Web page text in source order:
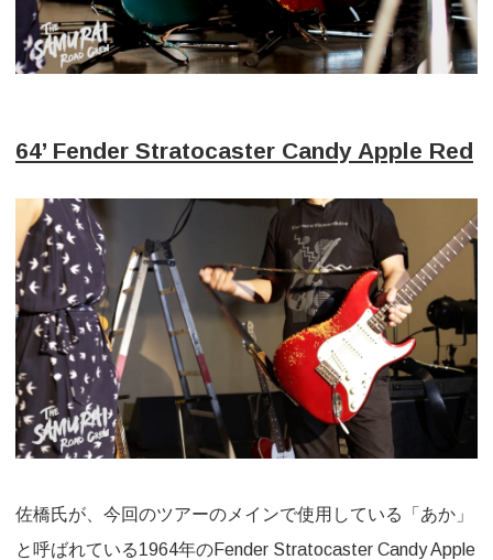
64’ Fender Stratocaster Candy Apple Red
佐橋氏が、今回のツアーのメインで使用している「あか」
と呼ばれている1964年のFender Stratocaster Candy Apple